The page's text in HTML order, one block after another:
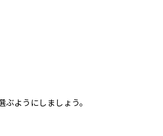
ようにしましょう。